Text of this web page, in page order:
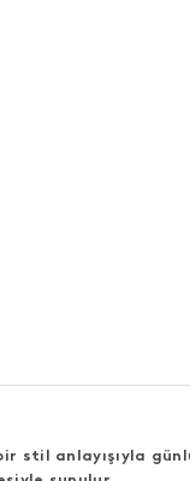
stil anlayışıyla